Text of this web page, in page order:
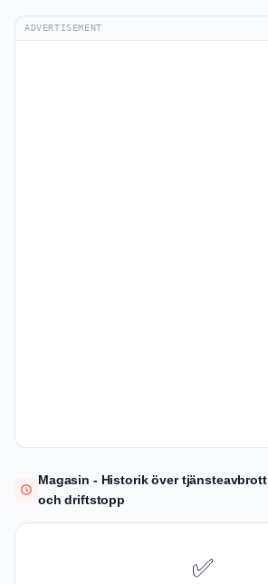
ADVERTISEMENT
Magasin - Historik över tjänsteavbrott
och driftstopp
✅